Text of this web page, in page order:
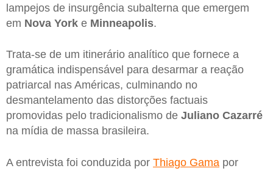
lampejos de insurgência subalterna que emergem
em Nova York e Minneapolis.
Trata-se de um itinerário analítico que fornece a
gramática indispensável para desarmar a reação
patriarcal nas Américas, culminando no
desmantelamento das distorções factuais
promovidas pelo tradicionalismo de Juliano Cazarré
na mídia de massa brasileira.
A entrevista foi conduzida por Thiago Gama por